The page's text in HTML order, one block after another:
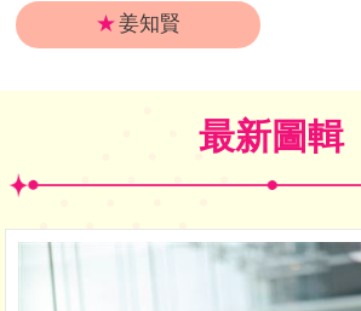
★姜知賢
最新圖輯